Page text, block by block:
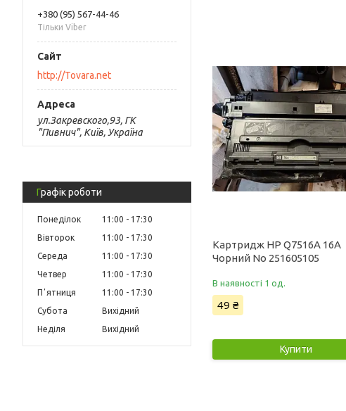
+380 (95) 567-44-46
Тільки Viber
http://Tovara.net
ул.Закревского,93, ГК
"Пивнич", Київ, Україна
Графік роботи
Понеділок 11:00
17:30
Вівторок
11:00
17:30
Середа
11:00
17:30
Четвер
11:00
17:30
Пʼятниця
11:00
17:30
Субота
Вихідний
Неділя
Вихідний
Картридж HP Q7516A 16A
Чорний No 251605105
В наявності 1 од.
49 ₴
Купити